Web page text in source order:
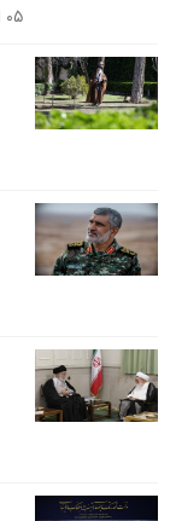
۰۵ اسفند ۱۴۰۱